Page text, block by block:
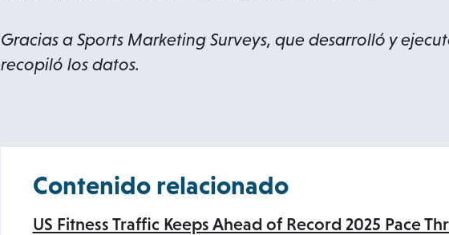
Gracias a Sports Marketing Surveys, que desarrolló y
recopiló los datos.
Contenido relacionado
US Fitness Traffic Keeps Ahead of Record 2025 Pace